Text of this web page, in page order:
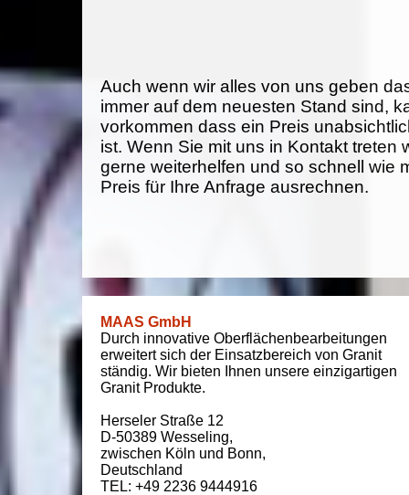
Auch wenn wir alles von uns geben
immer auf dem neuesten Stand sind,
vorkommen dass ein Preis
ist. Wenn Sie mit uns in Kontakt treten
gerne weiterhelfen und so schnell wie
Preis für Ihre Anfrage ausrechnen.
MAAS GmbH
Durch innovative Oberflächenbearbeitungen
erweitert sich der Einsatzbereich von Granit
ständig. Wir bieten Ihnen unsere einzigartigen
Granit Produkte.
Herseler Straße 12
D-50389 Wesseling,
zwischen Köln und Bonn,
Deutschland
TEL: +49 2236 9444916